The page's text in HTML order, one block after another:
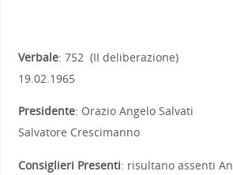
Verbale: 752 (II
19.02.1965
Presidente: Orazio Angelo Salvati
Salvatore Crescimanno
Consiglieri Presenti: risultano assenti